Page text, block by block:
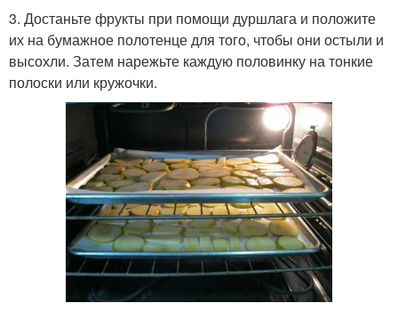
3. Достаньте фрукты при помощи дуршлага и положите
их на бумажное полотенце для того, чтобы они остыли и
высохли. Затем нарежьте каждую половинку на тонкие
полоски или кружочки.